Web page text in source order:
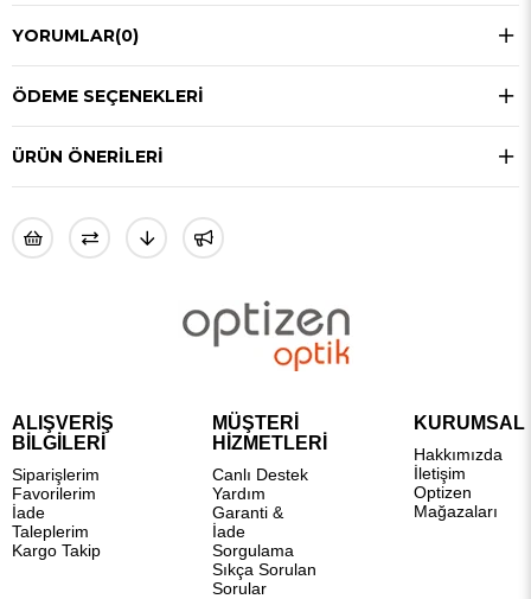
YORUMLAR(0)
ÖDEME SEÇENEKLERI
ÜRÜN ÖNERILERI
ALIŞVERİŞ
BİLGİLERİ
Siparişlerim
Favorilerim
İade
Taleplerim
Kargo Takip
MÜŞTERİ
HİZMETLERİ
Canlı Destek
Yardım
Garanti &
İade
Sorgulama
Sıkça Sorulan
Sorular
KURUMSAL
Hakkımızda
İletişim
Optizen
Mağazaları